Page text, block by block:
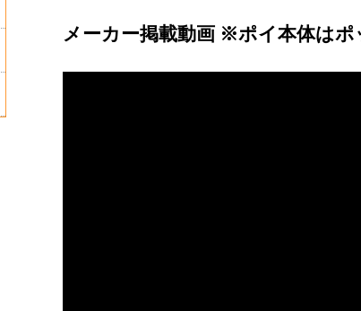
メーカー掲載動画 ※ポイ本体は